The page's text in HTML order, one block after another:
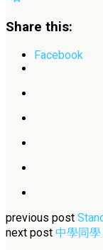
Share this:
Facebook
previous post
next post 中學同學